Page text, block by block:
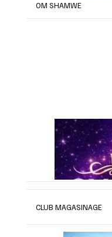
OM SHAMWE
CLUB MAGASINAGE